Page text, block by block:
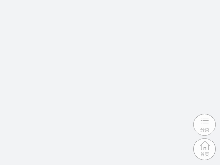
分类
首页